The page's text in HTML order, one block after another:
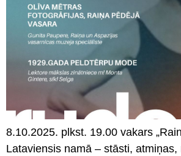
8.10.2025. plkst. 19.00 vakars
Lataviensis namā – stāsti, atmiņas,